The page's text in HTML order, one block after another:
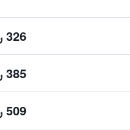
326 ﷼
385 ﷼
509 ﷼